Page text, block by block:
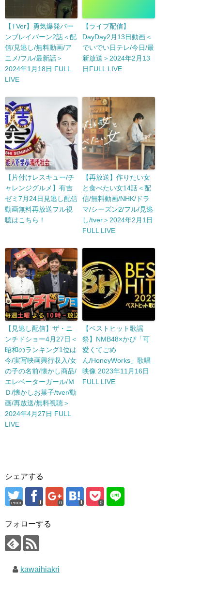
【TVer】勇気爆発バー
ンブレイバーン2話＜配
信/見逃し/無料動画/ア
ニメ/フル/最新話＞
2024年1月18日 FULL
LIVE
【ライブ配信】
DayDay2月13日動画＜
でいでい日テレ/今日/最
新放送＞2024年2月13
日FULL LIVE
【片付けレスキュー/チ
ャレンジグルメ】有吉
ゼミ7月24日見逃し配信
動画無料再放送フル視
聴はこちら！
【再放送】作りたい女
と食べたい女14話＜配
信/無料動画/NHK/ドラ
マ/シーズン2/フル/見逃
し/tver＞2024年2月1日
FULL LIVE
【見逃し配信】ザ・ニ
ンチドショー4月27日＜
昭和のランキング1位は
今/実写映画興行収入/女
の子の名前/懐かし商品/
エレベーターガール/Ｍ
Ｄ/懐かしお菓子/tver/動
画/再放送/無料視聴＞
2024年4月27日 FULL
LIVE
【ベストヒット歌謡
祭】NMB48×かぴ「可
愛くてごめ
ん/HoneyWorks」歌唱
映像 2023年11月16日
FULL LIVE
シェアする
error 0 0
フォローする
kawaihiakri